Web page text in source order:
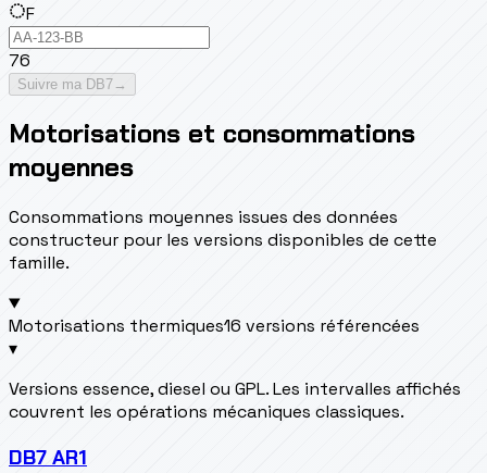
F
76
Suivre ma DB7 →
Motorisations et consommations
moyennes
Consommations moyennes issues des données
constructeur pour les versions disponibles de cette
famille.
Motorisations thermiques16 versions référencées
▾
Versions essence, diesel ou GPL. Les intervalles affichés
couvrent les opérations mécaniques classiques.
DB7 AR1